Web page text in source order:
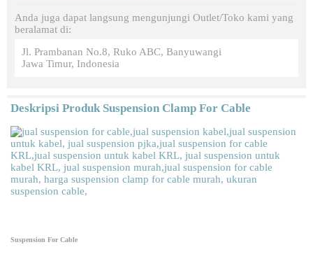
Anda juga dapat langsung mengunjungi Outlet/Toko kami yang
beralamat di:
Jl. Prambanan No.8, Ruko ABC, Banyuwangi
Jawa Timur, Indonesia
Deskripsi Produk Suspension Clamp For Cable
Suspension For Cable